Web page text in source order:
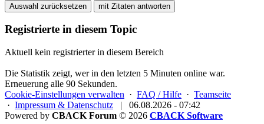
Auswahl zurücksetzen mit Zitaten antworten
Registrierte in diesem Topic
Aktuell kein registrierter in diesem Bereich
Die Statistik zeigt, wer in den letzten 5 Minuten online war.
Erneuerung alle 90 Sekunden.
Cookie-Einstellungen verwalten · FAQ / Hilfe · Teamseite
· Impressum & Datenschutz |
06.08.2026 - 07:42
Powered by CBACK Forum © 2026 CBACK Software